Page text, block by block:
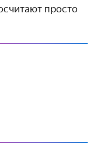
просто